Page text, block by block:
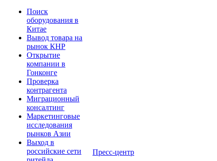
Поиск
оборудования в
Китае
Вывод товара на
рынок КНР
Открытие
компании в
Гонконге
Проверка
контрагента
Миграционный
консалтинг
Маркетинговые
исследования
рынков Азии
Выход в
российские сети
Пресс-центр